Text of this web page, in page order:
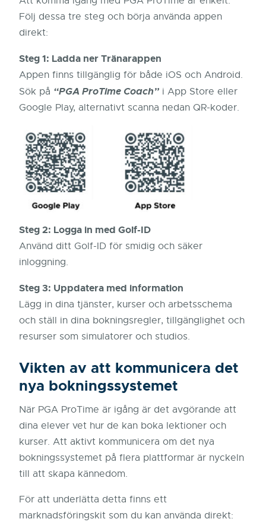
Följ dessa tre steg och börja använda appen
direkt:
Steg 1: Ladda ner Tränarappen
Appen finns tillgänglig för både iOS och Android.
Sök på “PGA ProTime Coach” i App Store eller
Google Play, alternativt scanna nedan QR-koder.
Steg 2: Logga in med Golf-ID
Använd ditt Golf-ID för smidig och säker
inloggning.
Steg 3: Uppdatera med information
Lägg in dina tjänster, kurser och arbetsschema
och ställ in dina bokningsregler, tillgänglighet och
resurser som simulatorer och studios.
Vikten av att kommunicera det
nya bokningssystemet
När PGA ProTime är igång är det avgörande att
dina elever vet hur de kan boka lektioner och
kurser. Att aktivt kommunicera om det nya
bokningssystemet på flera plattformar är nyckeln
till att skapa kännedom.
För att underlätta detta finns ett
marknadsföringskit som du kan använda direkt: